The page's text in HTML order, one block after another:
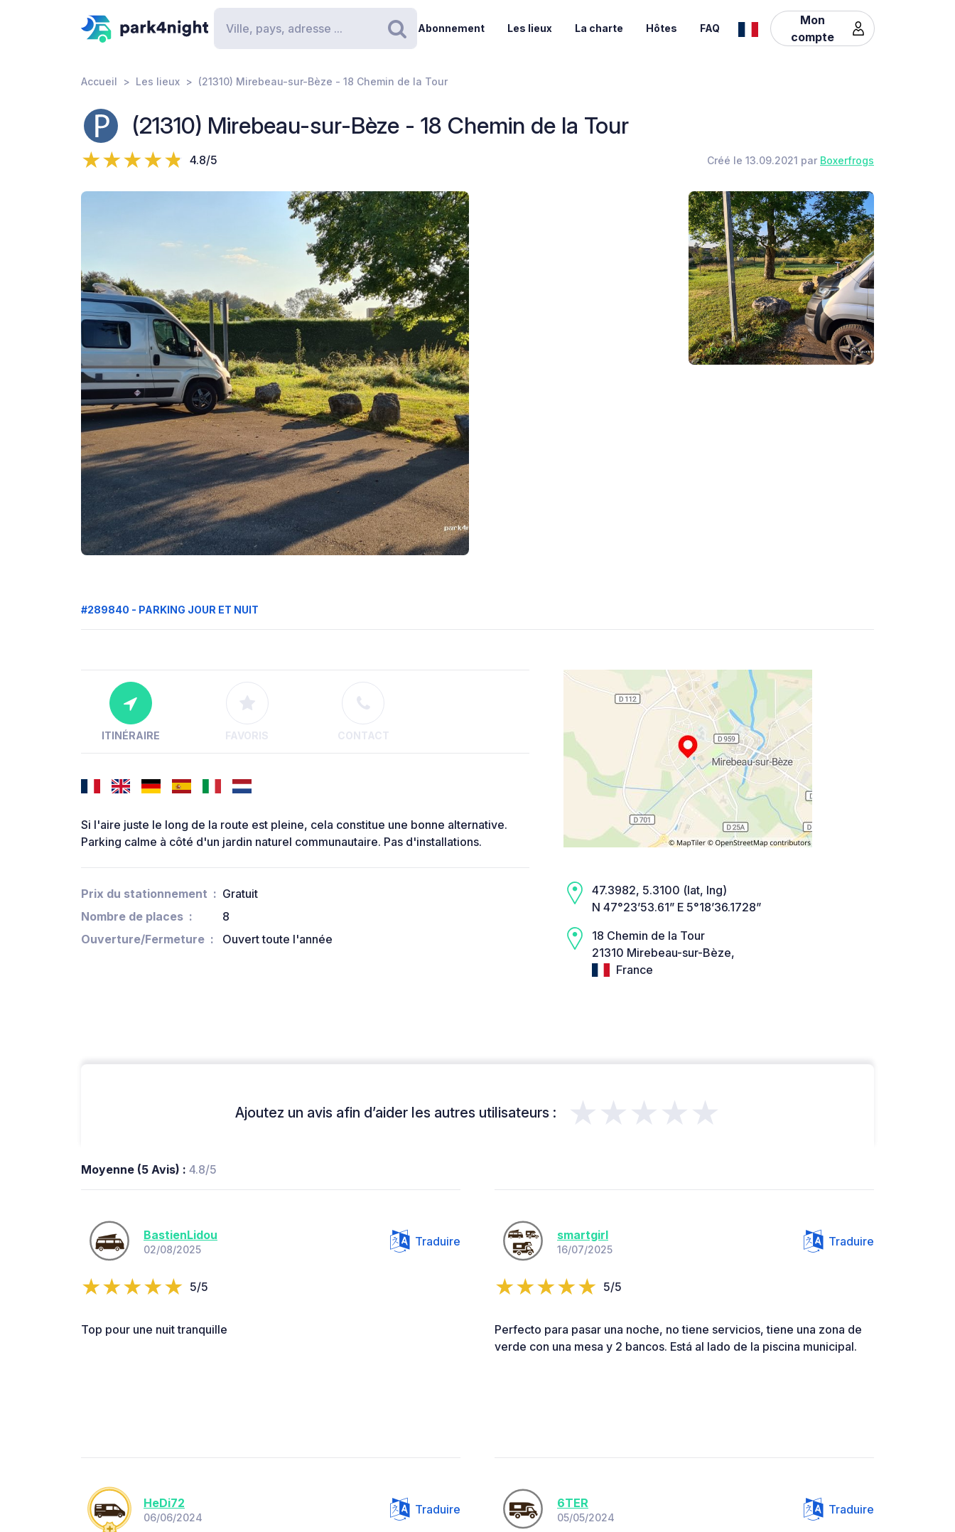
Rechercher
Abonnement Les lieux La charte Hôtes FAQ
Mon
compte
Accueil Les lieux (21310) Mirebeau-sur-Bèze - 18 Chemin de la Tour
(21310) Mirebeau-sur-Bèze - 18 Chemin de la Tour
4.8/5 Créé le 13.09.2021 par Boxerfrogs
#289840 - PARKING JOUR ET NUIT
ITINÉRAIRE FAVORIS CONTACT
Si l'aire juste le long de la route est pleine, cela constitue une bonne alternative.
Parking calme à côté d'un jardin naturel communautaire. Pas d'installations.
Prix du stationnement
Gratuit
Nombre de places
8
Ouverture/Fermeture
Ouvert toute l'année
47.3982, 5.3100 (lat, lng)
N 47°23’53.61” E 5°18’36.1728”
18 Chemin de la Tour
21310 Mirebeau-sur-Bèze,
France
Ajoutez un avis afin d’aider les autres utilisateurs : ★★★★★
Moyenne (5 Avis) : 4.8/5
BastienLidou
02/08/2025
Traduire
5/5
Top pour une nuit tranquille
smartgirl
16/07/2025
Traduire
5/5
Perfecto para pasar una noche, no tiene servicios, tiene una zona de
verde con una mesa y 2 bancos. Está al lado de la piscina municipal.
HeDi72
06/06/2024
Traduire 6TER
05/05/2024
Traduire